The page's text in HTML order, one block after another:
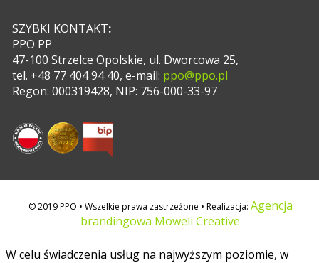
SZYBKI KONTAKT:
PPO PP
47-100 Strzelce Opolskie, ul. Dworcowa 25,
tel. +48 77 404 94 40, e-mail: ppo@ppo.pl
Regon: 000319428, NIP: 756-000-33-97
© 2019 PPO • Wszelkie prawa zastrzeżone • Realizacja: Agencja
brandingowa Moweli Creative
W celu świadczenia usług na najwyższym poziomie, w